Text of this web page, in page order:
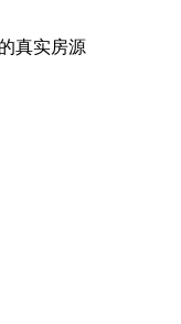
真实房源